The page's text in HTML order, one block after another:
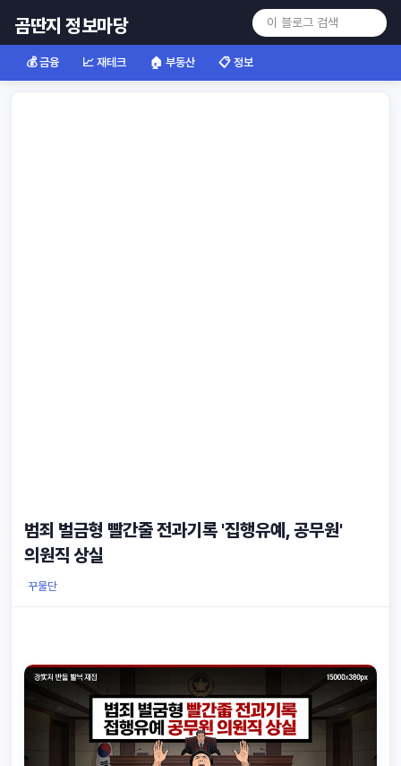
곰딴지 정보마당
💰 금융 📈 재테크 🏠 부동산 📋 정보
범죄 벌금형 빨간줄 전과기록 '집행유예, 공무원'
의원직 상실
꾸물단